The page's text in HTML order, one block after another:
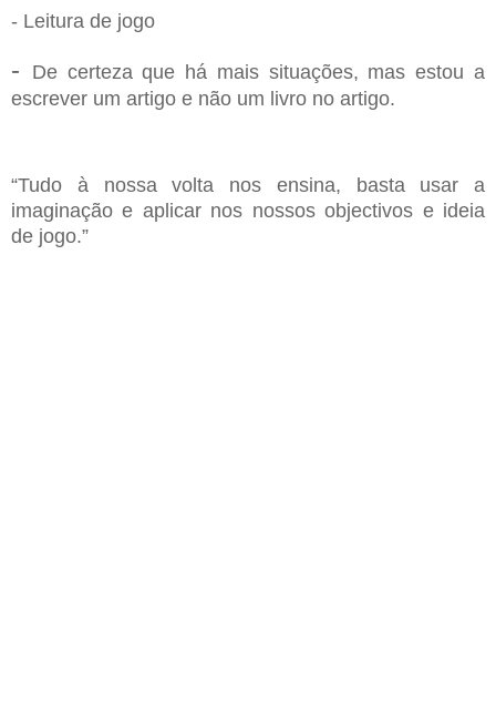
- Leitura de jogo
-
De certeza que há mais situações, mas estou a
escrever um artigo e não um livro no artigo.
“Tudo à nossa volta nos ensina, basta usar a
imaginação e aplicar nos nossos objectivos e ideia
de jogo.”